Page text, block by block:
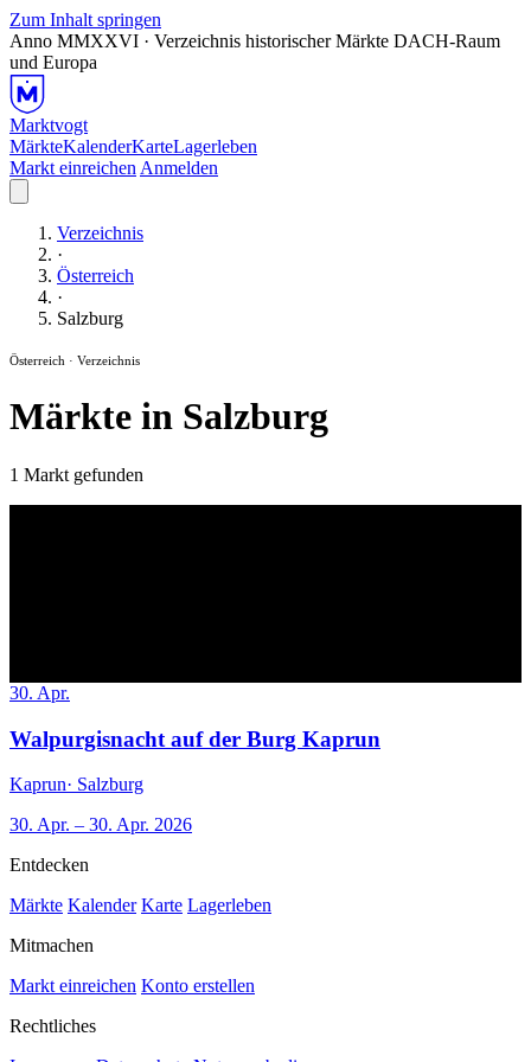
Zum Inhalt springen
Anno MMXXVI · Verzeichnis historischer Märkte DACH-Raum
und Europa
Marktvogt
MärkteKalenderKarteLagerleben
Markt einreichen Anmelden
Verzeichnis
·
Österreich
·
Salzburg
Österreich · Verzeichnis
Märkte in Salzburg
1 Markt gefunden
30. Apr.
Walpurgisnacht auf der Burg Kaprun
Kaprun· Salzburg
30. Apr. – 30. Apr. 2026
Entdecken
Märkte Kalender Karte Lagerleben
Mitmachen
Markt einreichen Konto erstellen
Rechtliches